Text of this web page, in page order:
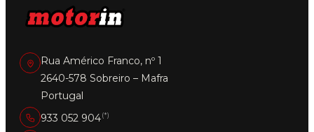
Rua Américo Franco, nº 1
2640-578 Sobreiro – Mafra
Portugal
933 052 904(*)